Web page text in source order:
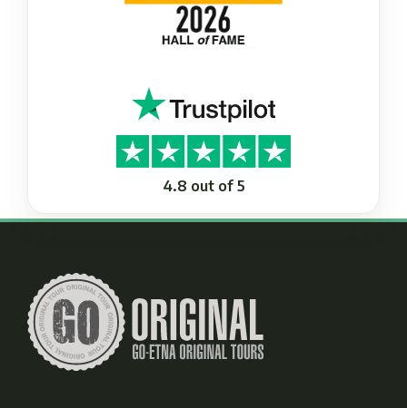
4.8 out of 5